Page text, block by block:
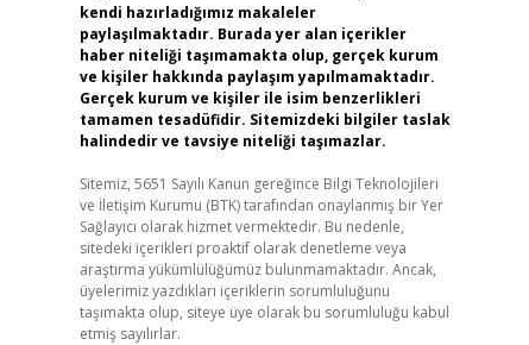
kendi hazırladığımız makaleler
paylaşılmaktadır. Burada yer alan içerikler
haber niteliği taşımamakta olup, gerçek kurum
ve kişiler hakkında paylaşım yapılmamaktadır.
Gerçek kurum ve kişiler ile isim benzerlikleri
tamamen tesadüfidir. Sitemizdeki bilgiler taslak
halindedir ve tavsiye niteliği taşımazlar.
Sitemiz, 5651 Sayılı Kanun gereğince Bilgi Teknolojileri
ve İletişim Kurumu (BTK) tarafından onaylanmış bir Yer
Sağlayıcı olarak hizmet vermektedir. Bu nedenle,
sitedeki içerikleri proaktif olarak denetleme veya
araştırma yükümlülüğümüz bulunmamaktadır. Ancak,
üyelerimiz yazdıkları içeriklerin sorumluluğunu
taşımakta olup, siteye üye olarak bu sorumluluğu kabul
etmiş sayılırlar.